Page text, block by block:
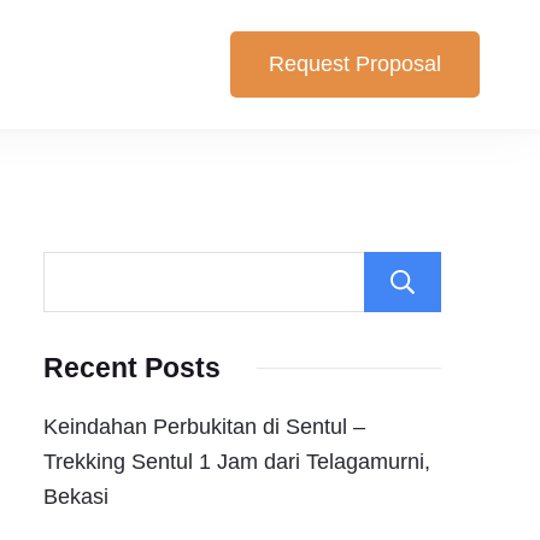
yang cocok untuk anda. Berikut Pilihan Harga Paket ,
Request Proposal
Recent Posts
Keindahan Perbukitan di Sentul –
Trekking Sentul 1 Jam dari Telagamurni,
Bekasi